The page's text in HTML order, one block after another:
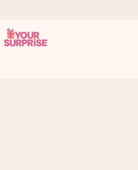
kun sillä on eniten